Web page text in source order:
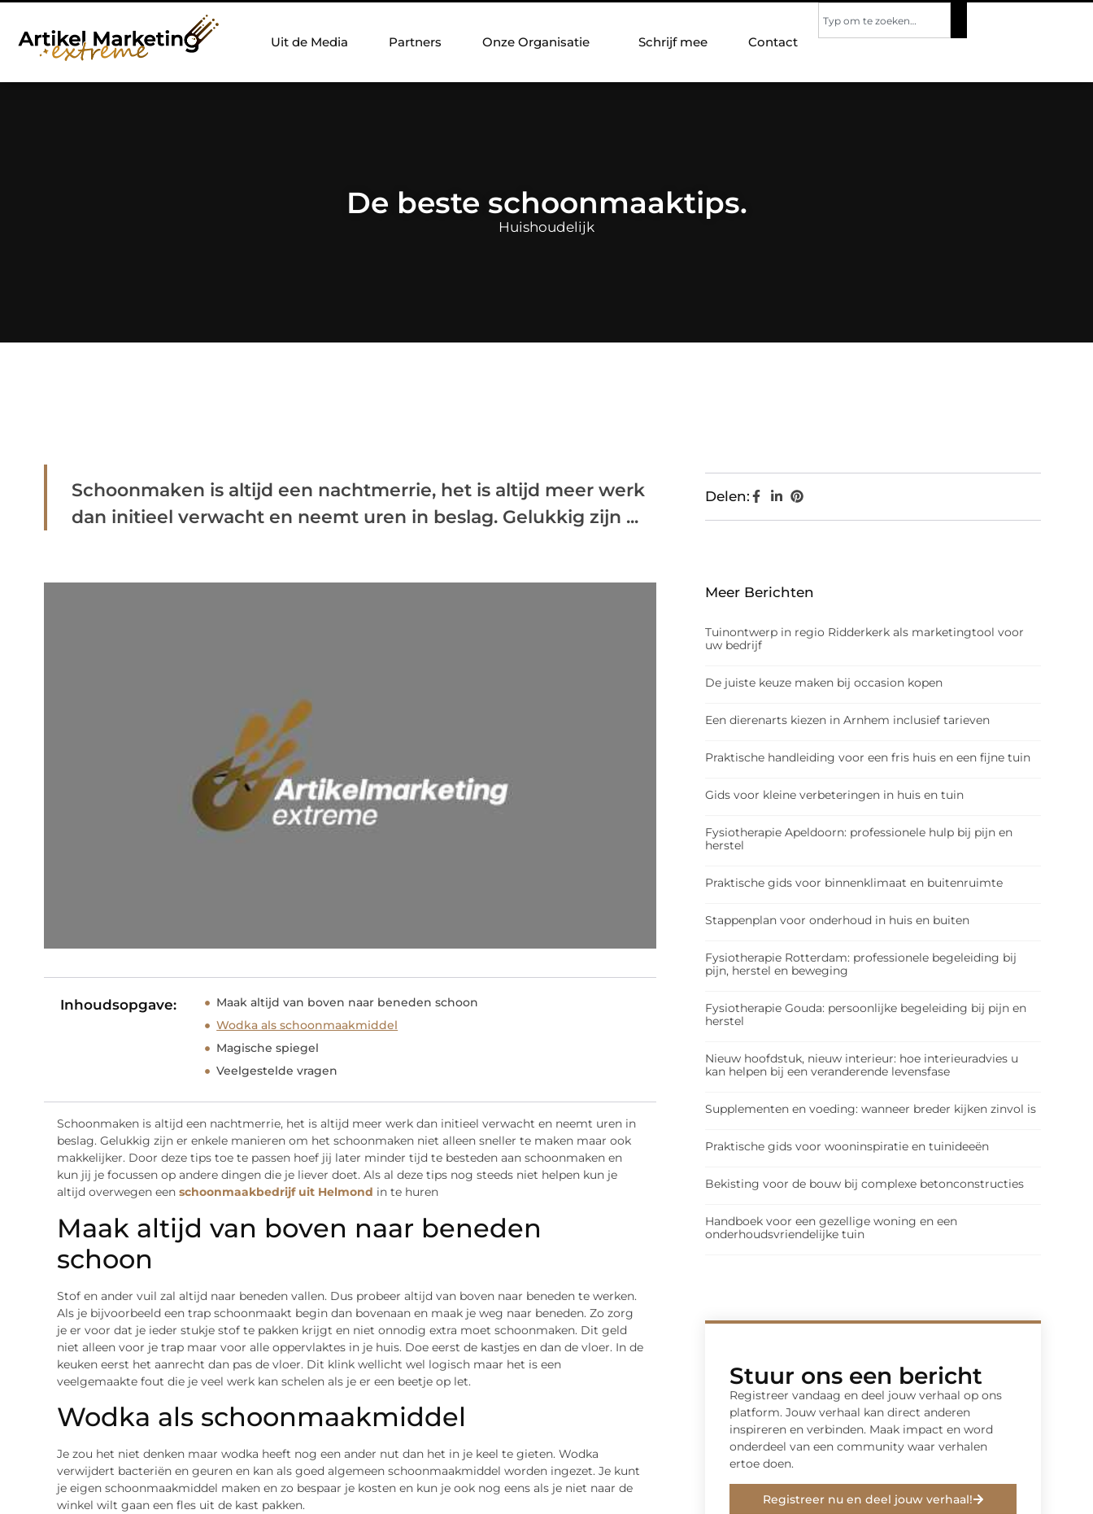
Uit de Media Partners Onze Organisatie Schrijf mee Contact
De beste schoonmaaktips.
Huishoudelijk
Schoonmaken is altijd een nachtmerrie, het is altijd meer werk
dan initieel verwacht en neemt uren in beslag. Gelukkig zijn ...
Inhoudsopgave:
Maak altijd van boven naar beneden schoon
Wodka als schoonmaakmiddel
Magische spiegel
Veelgestelde vragen
Schoonmaken is altijd een nachtmerrie, het is altijd meer werk dan initieel verwacht en neemt uren in
beslag. Gelukkig zijn er enkele manieren om het schoonmaken niet alleen sneller te maken maar ook
makkelijker. Door deze tips toe te passen hoef jij later minder tijd te besteden aan schoonmaken en
kun jij je focussen op andere dingen die je liever doet. Als al deze tips nog steeds niet helpen kun je
altijd overwegen een schoonmaakbedrijf uit Helmond in te huren
Maak altijd van boven naar beneden
schoon
Stof en ander vuil zal altijd naar beneden vallen. Dus probeer altijd van boven naar beneden te werken.
Als je bijvoorbeeld een trap schoonmaakt begin dan bovenaan en maak je weg naar beneden. Zo zorg
je er voor dat je ieder stukje stof te pakken krijgt en niet onnodig extra moet schoonmaken. Dit geld
niet alleen voor je trap maar voor alle oppervlaktes in je huis. Doe eerst de kastjes en dan de vloer. In de
keuken eerst het aanrecht dan pas de vloer. Dit klink wellicht wel logisch maar het is een
veelgemaakte fout die je veel werk kan schelen als je er een beetje op let.
Wodka als schoonmaakmiddel
Je zou het niet denken maar wodka heeft nog een ander nut dan het in je keel te gieten. Wodka
verwijdert bacteriën en geuren en kan als goed algemeen schoonmaakmiddel worden ingezet. Je kunt
je eigen schoonmaakmiddel maken en zo bespaar je kosten en kun je ook nog eens als je niet naar de
winkel wilt gaan een fles uit de kast pakken.
Delen:
Meer Berichten
Tuinontwerp in regio Ridderkerk als marketingtool voor
uw bedrijf
De juiste keuze maken bij occasion kopen
Een dierenarts kiezen in Arnhem inclusief tarieven
Praktische handleiding voor een fris huis en een fijne tuin
Gids voor kleine verbeteringen in huis en tuin
Fysiotherapie Apeldoorn: professionele hulp bij pijn en
herstel
Praktische gids voor binnenklimaat en buitenruimte
Stappenplan voor onderhoud in huis en buiten
Fysiotherapie Rotterdam: professionele begeleiding bij
pijn, herstel en beweging
Fysiotherapie Gouda: persoonlijke begeleiding bij pijn en
herstel
Nieuw hoofdstuk, nieuw interieur: hoe interieuradvies u
kan helpen bij een veranderende levensfase
Supplementen en voeding: wanneer breder kijken zinvol is
Praktische gids voor wooninspiratie en tuinideeën
Bekisting voor de bouw bij complexe betonconstructies
Handboek voor een gezellige woning en een
onderhoudsvriendelijke tuin
Stuur ons een bericht
Registreer vandaag en deel jouw verhaal op ons
platform. Jouw verhaal kan direct anderen
inspireren en verbinden. Maak impact en word
onderdeel van een community waar verhalen
ertoe doen.
Registreer nu en deel jouw verhaal!